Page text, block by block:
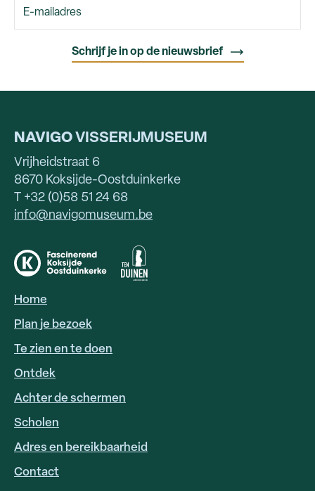
NAVIGO VISSERIJMUSEUM
Vrijheidstraat 6
8670 Koksijde-Oostduinkerke
T +32 (0)58 51 24 68
info@navigomuseum.be
HOOFDNAVIGATIE
Home
Plan je bezoek
Te zien en te doen
Ontdek
Achter de schermen
Scholen
FOOTER
LINKS
Adres en bereikbaarheid
Contact